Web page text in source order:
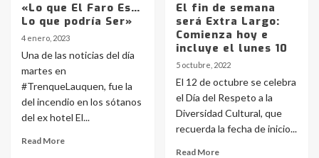
«Lo que El Faro Es…
Lo que podría Ser»
4 enero, 2023
Una de las noticias del día
martes en
#TrenqueLauquen, fue la
del incendio en los sótanos
del ex hotel El...
Read More
El fin de semana
será Extra Largo:
Comienza hoy e
incluye el lunes 10
5 octubre, 2022
El 12 de octubre se celebra
el Día del Respeto a la
Diversidad Cultural, que
recuerda la fecha de inicio...
Read More